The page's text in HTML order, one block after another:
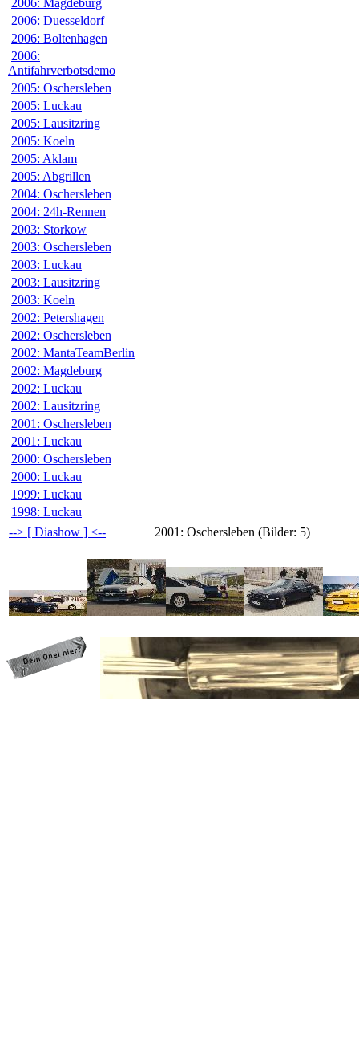
2006: Magdeburg
2006: Duesseldorf
2006: Boltenhagen
2006:
Antifahrverbotsdemo
2005: Oschersleben
2005: Luckau
2005: Lausitzring
2005: Koeln
2005: Aklam
2005: Abgrillen
2004: Oschersleben
2004: 24h-Rennen
2003: Storkow
2003: Oschersleben
2003: Luckau
2003: Lausitzring
2003: Koeln
2002: Petershagen
2002: Oschersleben
2002: MantaTeamBerlin
2002: Magdeburg
2002: Luckau
2002: Lausitzring
2001: Oschersleben
2001: Luckau
2000: Oschersleben
2000: Luckau
1999: Luckau
1998: Luckau
2001: Oschersleben (Bilder: 5)
--> [ Diashow ] <--